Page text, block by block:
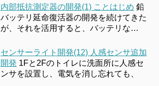
内部抵抗測定器の開発(1) ことはじめ 鉛
バッテリ延命復活器の開発を続けてきた
が、それを活用すると、バッテリな…
センサーライト開発(12) 人感センサ追加
開発 1Fと2Fのトイレに洗面所に人感セ
ンサを設置し、電気を消し忘れても、